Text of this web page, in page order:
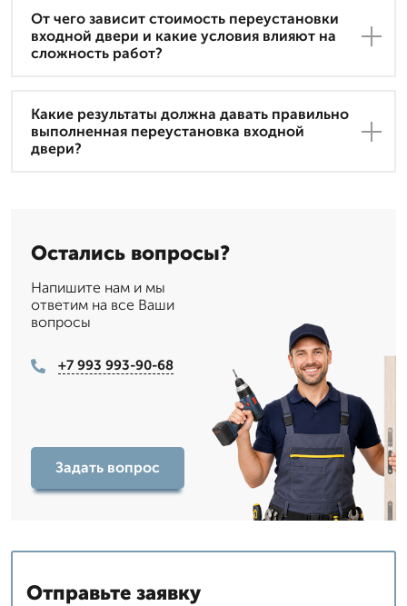
От чего зависит стоимость переустановки
входной двери и какие условия влияют на
сложность работ?
Какие результаты должна давать правильно
выполненная переустановка входной
двери?
Остались вопросы?
Напишите нам и мы
ответим на все Ваши
вопросы
+7 993 993-90-68
Задать вопрос
Отправьте заявку